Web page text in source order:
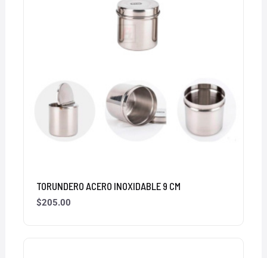
TORUNDERO ACERO INOXIDABLE 9 CM
$205.00